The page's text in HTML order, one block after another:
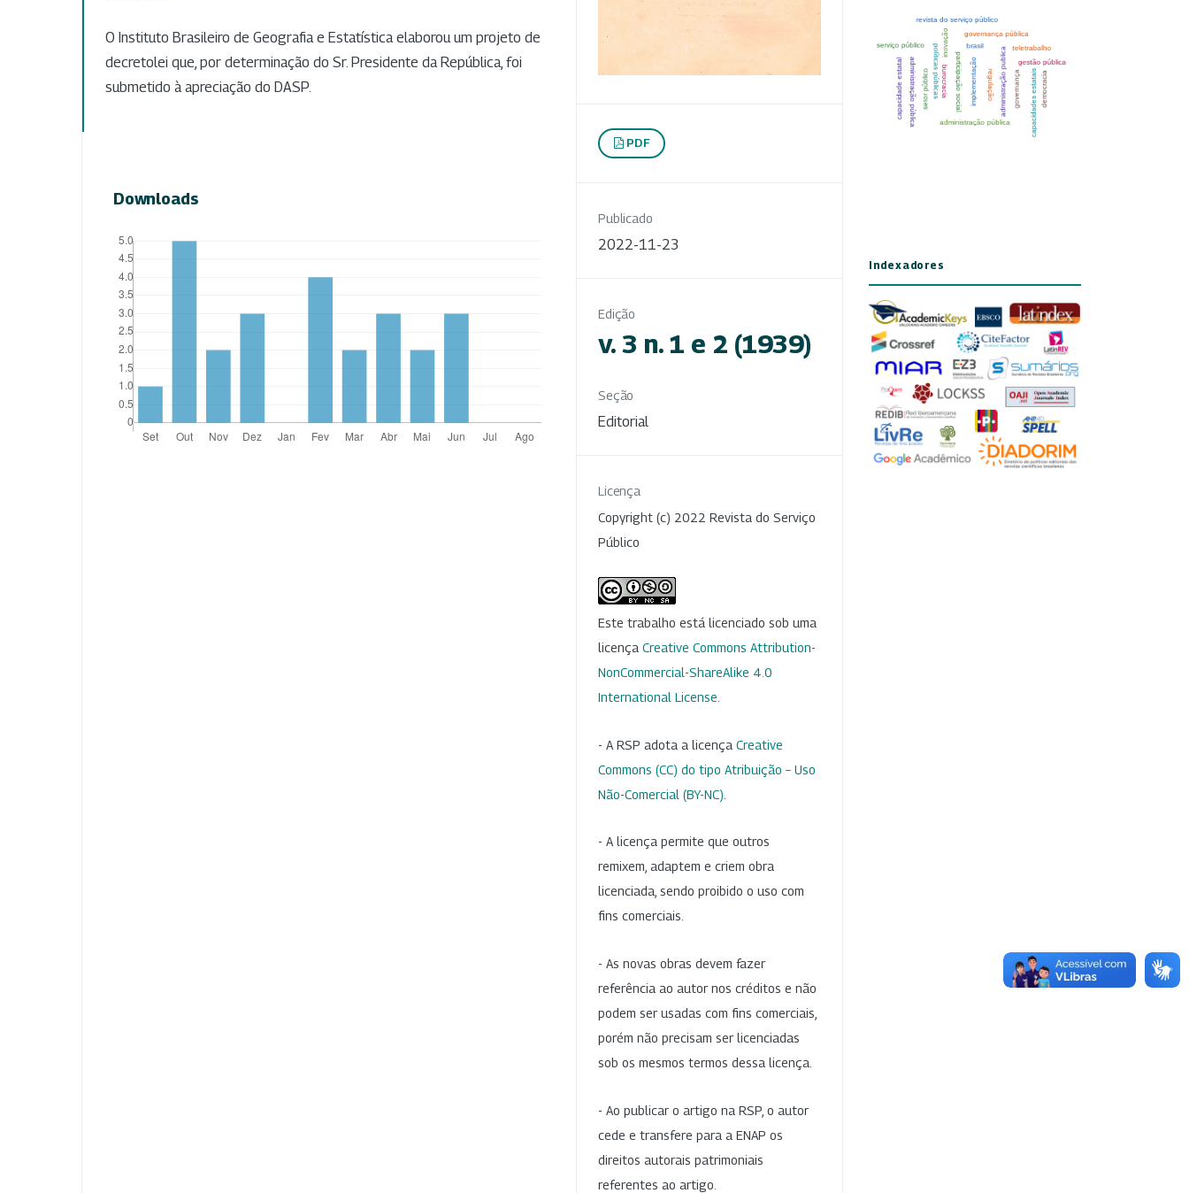
O Instituto Brasileiro de Geografia e Estatística elaborou um projeto de
decretolei que, por determinação do Sr. Presidente da República, foi
submetido à apreciação do DASP.
Downloads
PDF
Publicado
2022-11-23
Edição
v. 3 n. 1 e 2 (1939)
Seção
Editorial
Licença
Copyright (c) 2022 Revista do Serviço
Público
Este trabalho está licenciado sob uma
licença Creative Commons Attribution-
NonCommercial-ShareAlike 4.0
International License
- A RSP adota a licença Creative
Commons (CC) do tipo Atribuição – Uso
Não-Comercial (BY-NC)
- A licença permite que outros
remixem, adaptem e criem obra
licenciada, sendo proibido o uso com
fins comerciais.
- As novas obras devem fazer
referência ao autor nos créditos e não
podem ser usadas com fins comerciais,
porém não precisam ser licenciadas
sob os mesmos termos dessa licença.
- Ao publicar o artigo na RSP, o autor
cede e transfere para a ENAP os
direitos autorais patrimoniais
referentes ao artigo.
Indexadores